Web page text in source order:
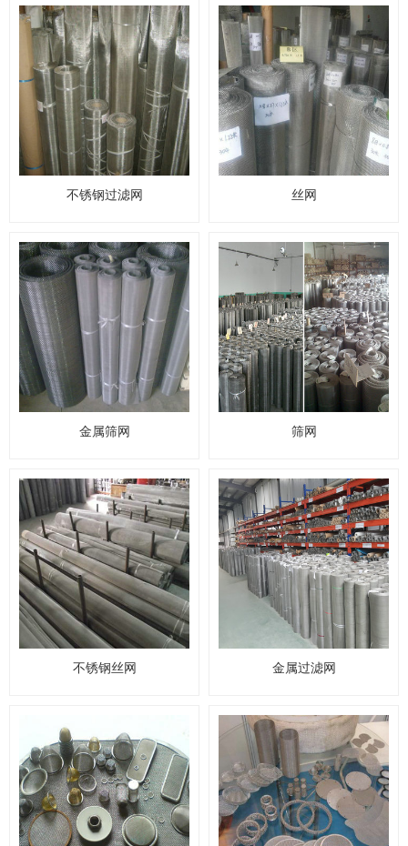
不锈钢过滤网 丝网
金属筛网 筛网
不锈钢丝网 金属过滤网